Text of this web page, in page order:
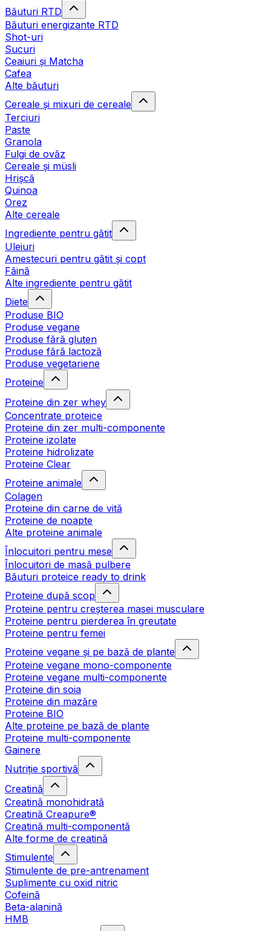
Băuturi RTD
Băuturi energizante RTD
Shot-uri
Sucuri
Ceaiuri și Matcha
Cafea
Alte băuturi
Cereale și mixuri de cereale
Terciuri
Paste
Granola
Fulgi de ovăz
Cereale și müsli
Hrișcă
Quinoa
Orez
Alte cereale
Ingrediente pentru gătit
Uleiuri
Amestecuri pentru gătit și copt
Făină
Alte ingrediente pentru gătit
Diete
Produse BIO
Produse vegane
Produse fără gluten
Produse fără lactoză
Produse vegetariene
Proteine
Proteine din zer whey
Concentrate proteice
Proteine din zer multi-componente
Proteine izolate
Proteine hidrolizate
Proteine Clear
Proteine animale
Colagen
Proteine din carne de vită
Proteine de noapte
Alte proteine animale
Înlocuitori pentru mese
Înlocuitori de masă pulbere
Băuturi proteice ready to drink
Proteine după scop
Proteine pentru creșterea masei musculare
Proteine pentru pierderea în greutate
Proteine pentru femei
Proteine vegane și pe bază de plante
Proteine vegane mono-componente
Proteine vegane multi-componente
Proteine din soia
Proteine din mazăre
Proteine BIO
Alte proteine pe bază de plante
Proteine multi-componente
Gainere
Nutriție sportivă
Creatină
Creatină monohidrată
Creatină Creapure®
Creatină multi-componentă
Alte forme de creatină
Stimulente
Stimulente de pre-antrenament
Suplimente cu oxid nitric
Cofeină
Beta-alanină
HMB